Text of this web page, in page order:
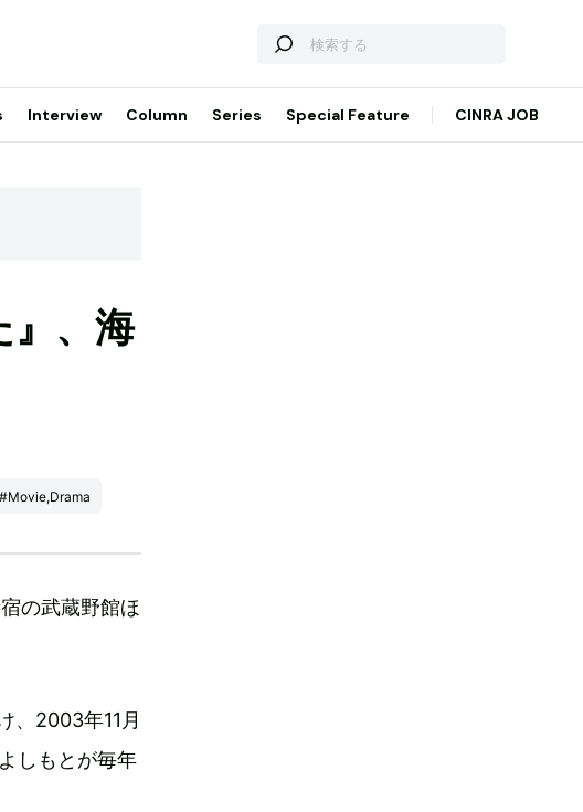
Interview Column Series Special Feature CINRA JOB
』、海
#Movie,Drama
の武蔵野館ほ
、2003年11月
しもとが毎年